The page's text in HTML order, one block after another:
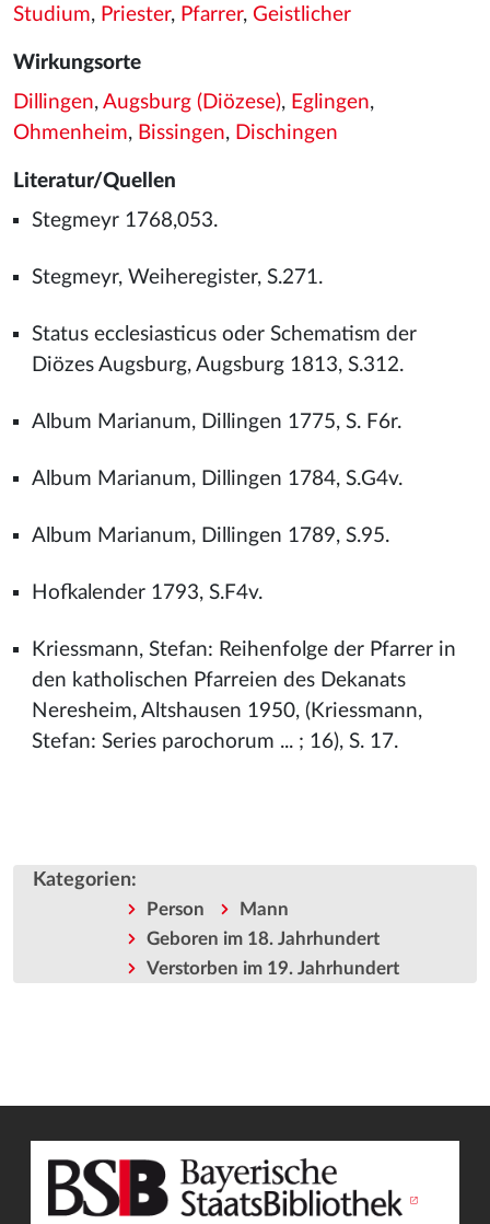
Studium, Priester, Pfarrer, Geistlicher
Wirkungsorte
Dillingen, Augsburg (Diözese), Eglingen,
Ohmenheim, Bissingen, Dischingen
Literatur/Quellen
Stegmeyr 1768,053.
Stegmeyr, Weiheregister, S.271.
Status ecclesiasticus oder Schematism der
Diözes Augsburg, Augsburg 1813, S.312.
Album Marianum, Dillingen 1775, S. F6r.
Album Marianum, Dillingen 1784, S.G4v.
Album Marianum, Dillingen 1789, S.95.
Hofkalender 1793, S.F4v.
Kriessmann, Stefan: Reihenfolge der Pfarrer in
den katholischen Pfarreien des Dekanats
Neresheim, Altshausen 1950, (Kriessmann,
Stefan: Series parochorum ... ; 16), S. 17.
Kategorien:
Person
Mann
Geboren im 18. Jahrhundert
Verstorben im 19. Jahrhundert